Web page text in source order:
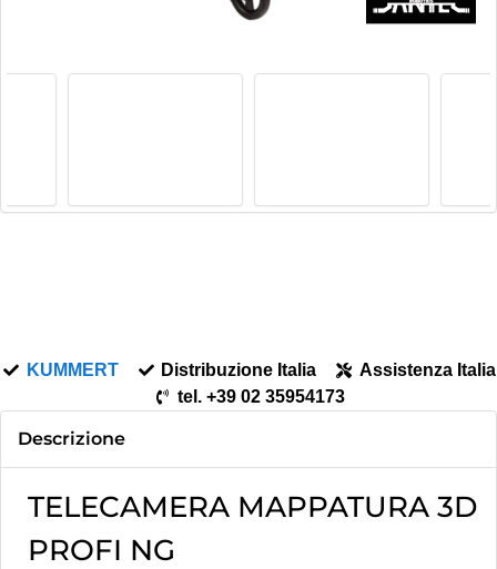
KUMMERT Distribuzione Italia
Assistenza Italia
tel. +39 02 35954173
Descrizione
TELECAMERA MAPPATURA 3D
PROFI NG